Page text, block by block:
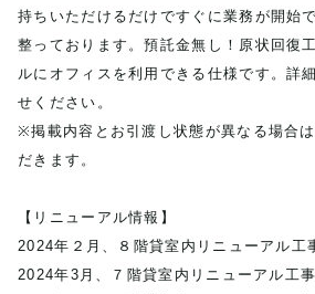
持ちいただけるだけですぐに業務が開始
整っております。預託金無し！原状回復
ルにオフィスを利用できる仕様です。詳
せください。
※掲載内容とお引渡し状態が異なる場合
だきます。
【リニューアル情報】
2024年２月、８階貸室内リニューアル工
2024年3月、７階貸室内リニューアル工